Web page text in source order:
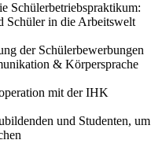
Schülerbetriebspraktikum:
Schüler in die Arbeitswelt
der Schülerbewerbungen
& Körpersprache
mit der IHK
und Studenten, um